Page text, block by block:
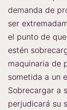
demanda de
ser
el punto de
estén
maquinaria de
sometida a un
Sobrecargar a
perjudicará su